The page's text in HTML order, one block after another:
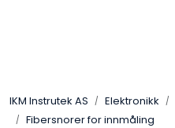
IKM Instrutek AS Elektronikk
Fibersnorer for innmåling
Elektro